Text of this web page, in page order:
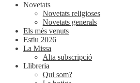
Novetats
Novetats religioses
Novetats generals
Els més venuts
Estiu 2026
La Missa
Alta subscripció
Llibreria
Qui som?